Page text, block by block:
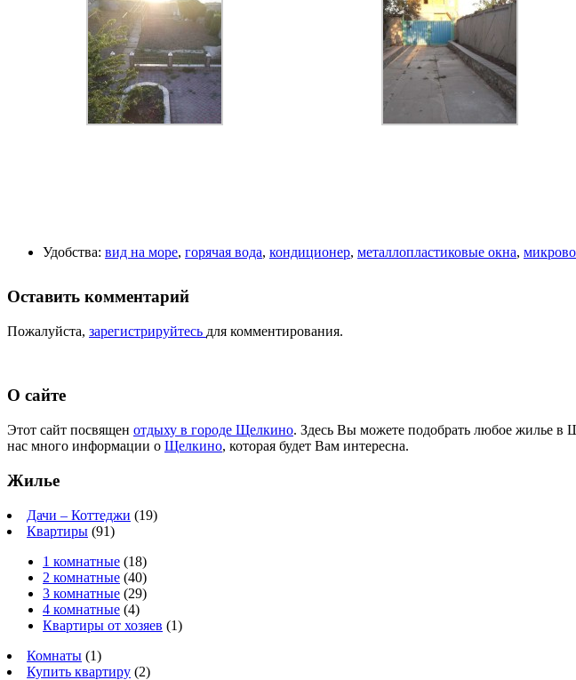
Удобства: вид на море, горячая вода, кондиционер, металлопластиковые окна,
Оставить комментарий
Пожалуйста, зарегистрируйтесь для комментирования.
О сайте
Этот сайт посвящен отдыху в городе Щелкино. Здесь Вы можете подобрать любое жилье в
нас много информации о Щелкино, которая будет Вам интересна.
Жилье
Дачи – Коттеджи (19)
Квартиры (91)
1 комнатные (18)
2 комнатные (40)
3 комнатные (29)
4 комнатные (4)
Квартиры от хозяев (1)
Комнаты (1)
Купить квартиру (2)